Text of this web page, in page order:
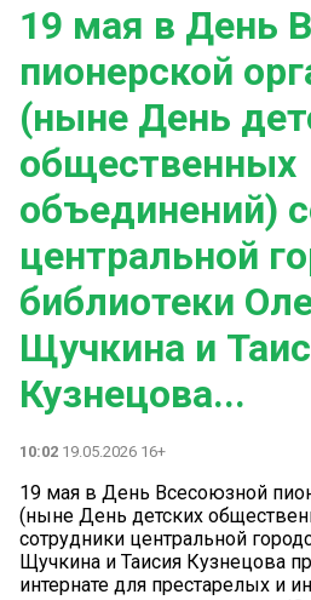
19 мая в День
пионерской
(ныне День
общественных
объединений)
центральной
библиотеки
Щучкина и
Кузнецова...
10:02 19.05.2026 16+
19 мая в День Всесоюзной
(ныне День детских
сотрудники центральной
Щучкина и Таисия Кузнецова
интернате для престарелых и